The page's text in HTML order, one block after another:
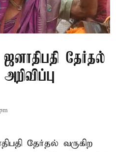
தேர்தல்
தேர்தல் வருகிற